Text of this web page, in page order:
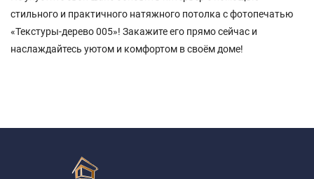
стильного и практичного натяжного потолка с фотопечатью
«Текстуры-дерево 005»! Закажите его прямо сейчас и
наслаждайтесь уютом и комфортом в своём доме!